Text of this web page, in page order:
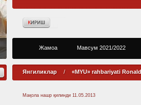
Жамоа Мавсум 2021/2022
Янгиликлар / «MYU» rahbariyati
Мақола нашр қилинди 11.05.2013